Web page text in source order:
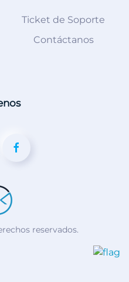
Ticket de Soporte
Contáctanos
reservados.